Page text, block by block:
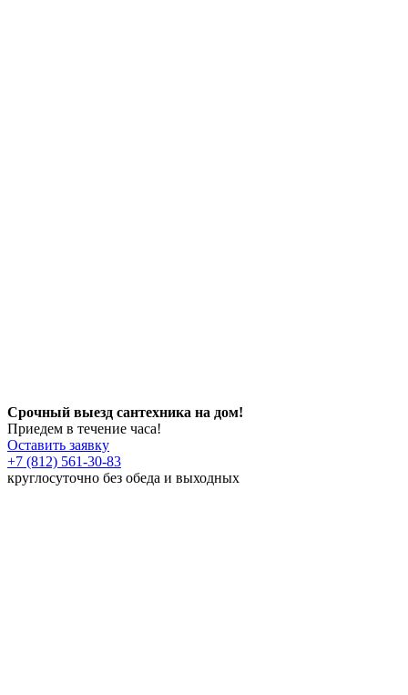
Срочный выезд сантехника на дом!
Приедем в течение часа!
Оставить заявку
+7 (812) 561-30-83
круглосуточно без обеда и выходных